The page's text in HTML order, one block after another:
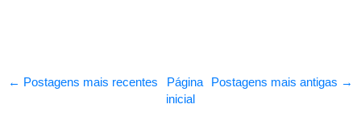
← Postagens mais recentes Postagens mais antigas →
Página
inicial